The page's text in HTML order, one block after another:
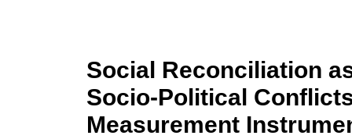
Social Reconciliation
Socio-Political
Measurement